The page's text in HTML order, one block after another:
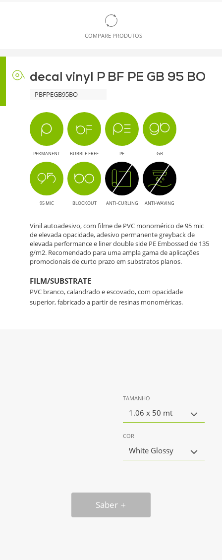
COMPARE PRODUTOS
decal vinyl P BF PE GB 95 BO
PBFPEGB95BO
PERMANENT BUBBLE FREE PE GB
95 MIC BLOCKOUT ANTI-CURLING ANTI-WAVING
Vinil autoadesivo, com filme de PVC monomérico de 95 mic
de elevada opacidade, adesivo permanente greyback de
elevada performance e liner double side PE Embossed de 135
g/m2. Recomendado para uma ampla gama de aplicações
promocionais de curto prazo em substratos planos.
FILM/SUBSTRATE
PVC branco, calandrado e escovado, com opacidade
superior, fabricado a partir de resinas monoméricas.
TAMANHO
1.06 x 50 mt
COR
White Glossy
Saber